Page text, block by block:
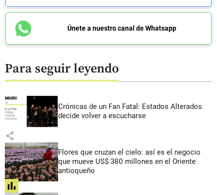
Únete a nuestro canal de Whatsapp
Para seguir leyendo
Crónicas de un Fan Fatal: Estados Alterados
decide volver a escucharse
share
Flores que cruzan el cielo: así es el negocio
que mueve US$ 380 millones en el Oriente
antioqueño
share